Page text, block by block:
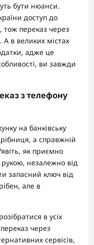
бути нюанси.
доступ до
переказ через
А в великих містах
адже це
ви завжди
з телефону
на банківську
а справжній
як приємно
незалежно від
запасний ключ від
але в
в усіх
через
сервісів,